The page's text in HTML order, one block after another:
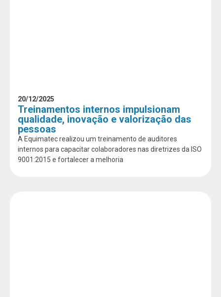
20/12/2025
Treinamentos internos impulsionam
qualidade, inovação e valorização das
pessoas
A Equimatec realizou um treinamento de auditores
internos para capacitar colaboradores nas diretrizes da ISO
9001:2015 e fortalecer a melhoria